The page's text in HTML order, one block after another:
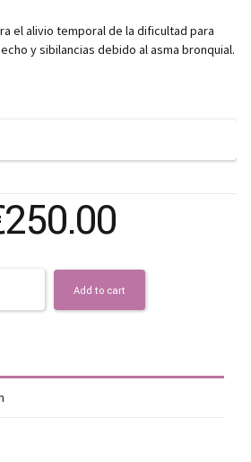
el alivio temporal de la dificultad para
y sibilancias debido al asma bronquial.
250.00
Add to cart